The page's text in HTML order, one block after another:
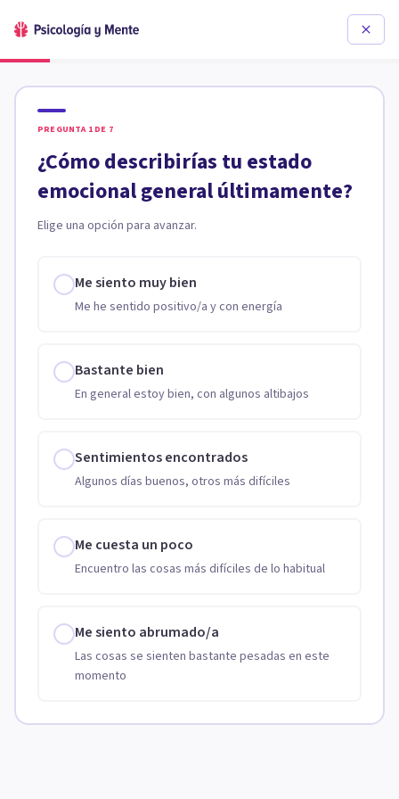
PREGUNTA 1 DE 7
¿Cómo describirías tu estado
emocional general últimamente?
Elige una opción para avanzar.
Me siento muy bien
Me he sentido positivo/a y con energía
Bastante bien
En general estoy bien, con algunos altibajos
Sentimientos encontrados
Algunos días buenos, otros más difíciles
Me cuesta un poco
Encuentro las cosas más difíciles de lo habitual
Me siento abrumado/a
Las cosas se sienten bastante pesadas en este
momento